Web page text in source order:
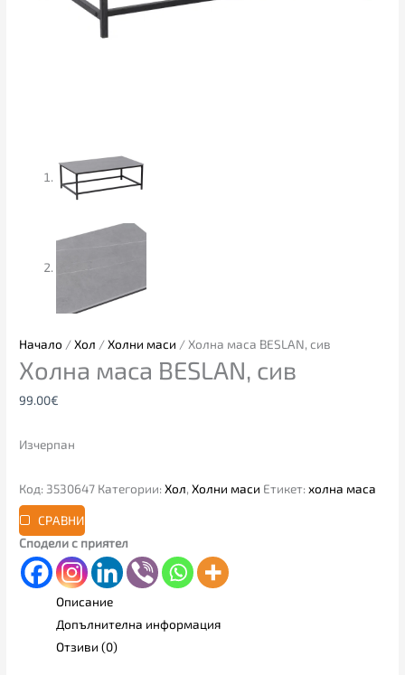
Начало /Хол /Холни маси / Холна маса BESLAN, сив
Холна маса BESLAN, сив
99.00€
Изчерпан
Код: 3530647 Категории:Хол,Холни маси Етикет:холна маса
СРАВНИ
Сподели с приятел
Описание
Допълнителна информация
Отзиви (0)